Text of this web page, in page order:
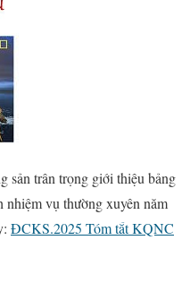
sản trân trọng giới thiệu bảng
nhiệm vụ thường xuyên năm
ĐCKS.2025 Tóm tắt KQNC